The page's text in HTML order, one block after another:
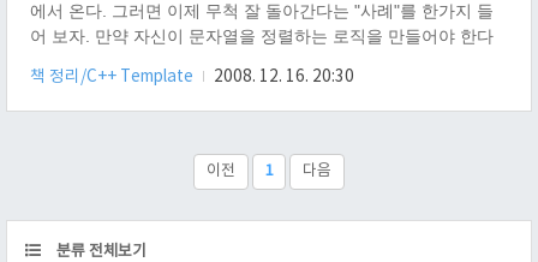
에서 온다. 그러면 이제 무척 잘 돌아간다는 "사례"를 한가지 들
어 보자. 만약 자신이 문자열을 정렬하는 로직을 만들어야 한다
문자열이 저장된 원소의 타입을 알아야 되고, ③ 정렬 방법에 대
해서 알아야 한다. 여기서 큰 문제가 하나 있다. 각 나라마다 문자
데, 많은 방법 들이 있기 때문이다. 이 중, ①, ② 은 원래 생각할
수 있을 법한 것이기에 크게 생각을 요구(.. 유니코드 쓰지 뭐. 아
책 정리/C++ Template 2008. 12. 16. 20:30
이전 1 다음
CATEGORY
분류 전체보기